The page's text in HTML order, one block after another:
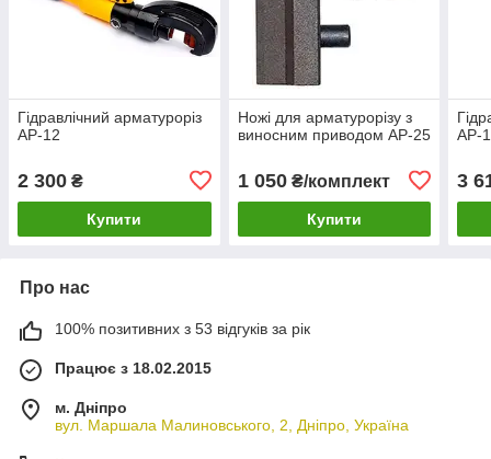
Гідравлічний арматуроріз
АР-12
2 300 ₴
Купити
Ножі для арматурорізу з
виносним приводом АР-25
1 050₴/комплект
Купити
АР-
3
Про нас
100% позитивних з 53 відгуків за рік
Працює з 18.02.2015
м. Дніпро
вул. Маршала Малиновського, 2, Дніпро, Україна